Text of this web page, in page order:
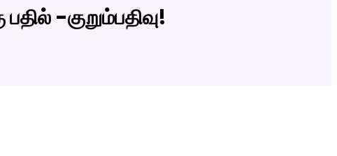
-குறும்பதிவு!